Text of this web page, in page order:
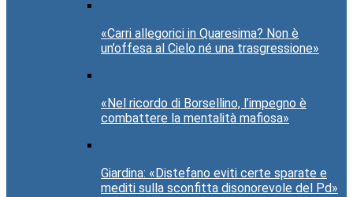
«Carri allegorici in Quaresima? Non è
un’offesa al Cielo né una trasgressione»
«Nel ricordo di Borsellino, l’impegno è
combattere la mentalità mafiosa»
Giardina: «Distefano eviti certe sparate e
mediti sulla sconfitta disonorevole del Pd»